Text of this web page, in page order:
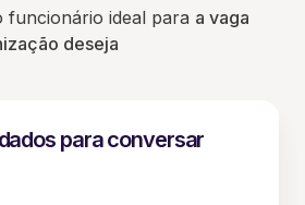
funcionário ideal para a vaga
deseja
para conversar